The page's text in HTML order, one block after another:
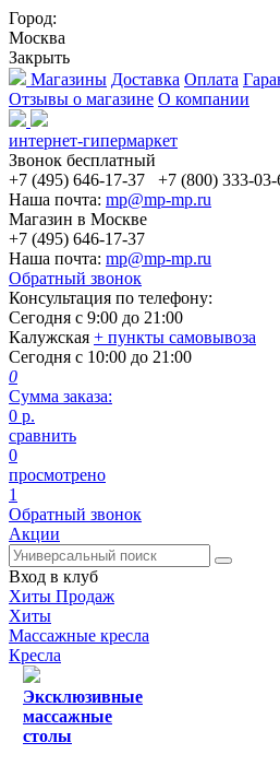
Город:
Москва
Закрыть
Магазины Доставка Оплата
Отзывы о магазине О компании
интернет-гипермаркет
Звонок бесплатный
+7 (495) 646-17-37
+7 (800) 333-03-
Наша почта: mp@mp-mp.ru
Магазин в Москве
+7 (495) 646-17-37
Наша почта: mp@mp-mp.ru
Обратный звонок
Консультация по телефону:
Сегодня с 9:00 до 21:00
Калужская + пункты самовывоза
Сегодня с 10:00 до 21:00
0
Сумма заказа:
0 р.
сравнить
0
просмотрено
1
Обратный звонок
Акции
Вход в клуб
Хиты Продаж
Хиты
Массажные кресла
Кресла
Эксклюзивные
массажные
столы